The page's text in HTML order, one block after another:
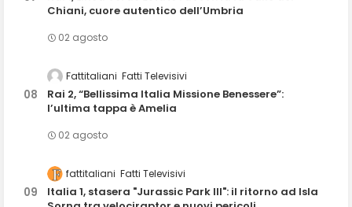
Chiani, cuore autentico dell’Umbria
02 agosto
Fattitaliani Fatti Televisivi
Rai 2, “Bellissima Italia Missione Benessere”:
l’ultima tappa è Amelia
02 agosto
fattitaliani Fatti Televisivi
Italia 1, stasera "Jurassic Park III": il ritorno ad Isla